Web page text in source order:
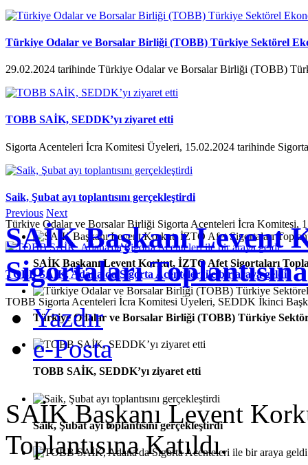
Türkiye Odalar ve Borsalar Birliği (TOBB) Türkiye Sektörel
29.02.2024 tarihinde Türkiye Odalar ve Borsalar Birliği (TOBB)
TOBB SAİK, SEDDK’yı ziyaret etti
Sigorta Acenteleri İcra Komitesi Üyeleri, 15.02.2024 tarihinde
Saik, Şubat ayı toplantısını gerçekleştirdi
Türkiye Odalar ve Borsalar Birliği Sigorta Acenteleri İcra Komitesi,
TOBB SAİK, Adana'da Sigorta Acenteleri ile bir araya geldi
TOBB Sigorta Acenteleri İcra Komitesi Üyeleri, SEDDK İkinci
Previous Next
SAİK Başkanı Levent Korkut, İZTO Afet Sigortaları
Türkiye Odalar ve Borsalar Birliği (TOBB) Türkiye
TOBB SAİK, SEDDK’yı ziyaret etti
Saik, Şubat ayı toplantısını gerçekleştirdi
SAİK Başkanı Levent
Sigortaları
Yazdır
e-Posta
SAİK Başkanı Levent
Toplantısına Katıldı.